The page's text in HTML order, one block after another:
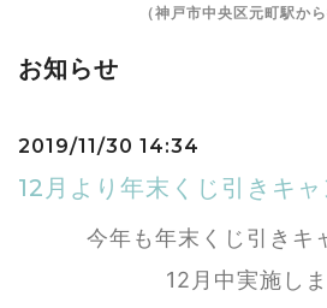
（神戸市中央区元町駅か
お知らせ
2019/11/30 14:34
12月より年末くじ引きキャ
今年も年末くじ引きキ
12月中実施しま